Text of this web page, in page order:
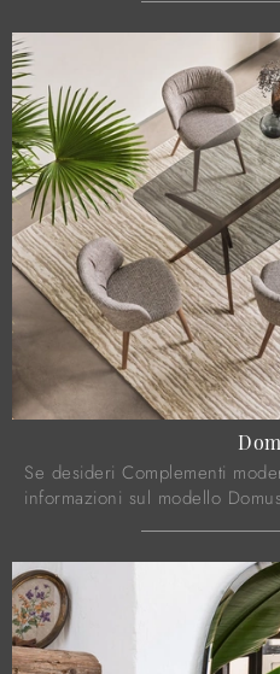
Se desideri Complementi
informazioni sul modello